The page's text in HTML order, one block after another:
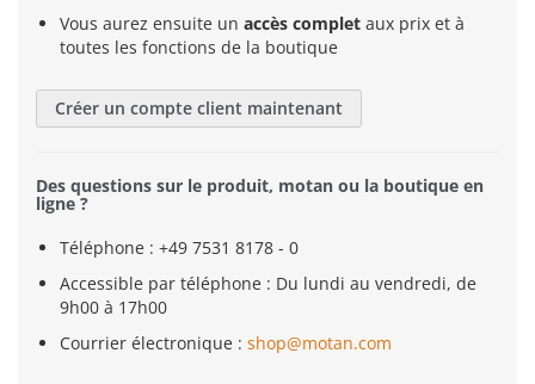
Vous aurez ensuite un accès complet aux prix et à
toutes les fonctions de la boutique
Créer un compte client maintenant
Des questions sur le produit, motan ou la boutique en
ligne ?
Téléphone : +49 7531 8178 - 0
Accessible par téléphone : Du lundi au vendredi, de
9h00 à 17h00
Courrier électronique : shop@motan.com